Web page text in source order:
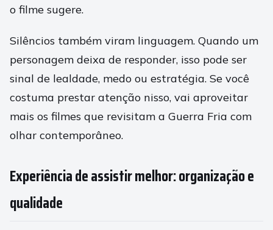
o filme sugere.
Silêncios também viram linguagem. Quando um
personagem deixa de responder, isso pode ser
sinal de lealdade, medo ou estratégia. Se você
costuma prestar atenção nisso, vai aproveitar
mais os filmes que revisitam a Guerra Fria com
olhar contemporâneo.
Experiência de assistir melhor: organização e
qualidade